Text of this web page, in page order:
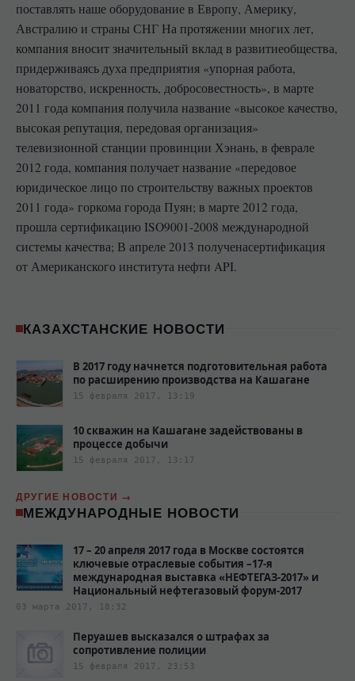
поставлять наше оборудование в Европу, Америку,
Австралию и страны СНГ На протяжении многих лет,
компания вносит значительный вклад в развитиеобщества,
придерживаясь духа предприятия «упорная работа,
новаторство, искренность, добросовестность», в марте
2011 года компания получила название «высокое качество,
высокая репутация, передовая организация»
телевизионной станции провинции Хэнань, в феврале
2012 года, компания получает название «передовое
юридическое лицо по строительству важных проектов
2011 года» горкома города Пуян; в марте 2012 года,
прошла сертификацию ISO9001-2008 международной
системы качества; В апреле 2013 полученасертификация
от Американского института нефти API.
КАЗАХСТАНСКИЕ НОВОСТИ
В 2017 году начнется подготовительная работа
по расширению производства на Кашагане
15 февраля 2017, 13:19
10 скважин на Кашагане задействованы в
процессе добычи
15 февраля 2017, 13:17
ДРУГИЕ НОВОСТИ
МЕЖДУНАРОДНЫЕ НОВОСТИ
17 – 20 апреля 2017 года в Москве состоятся
ключевые отраслевые события –17-я
международная выставка «НЕФТЕГАЗ-2017» и
Национальный нефтегазовый форум-2017
03 марта 2017, 18:32
Перуашев высказался о штрафах за
сопротивление полиции‍
15 февраля 2017, 23:53